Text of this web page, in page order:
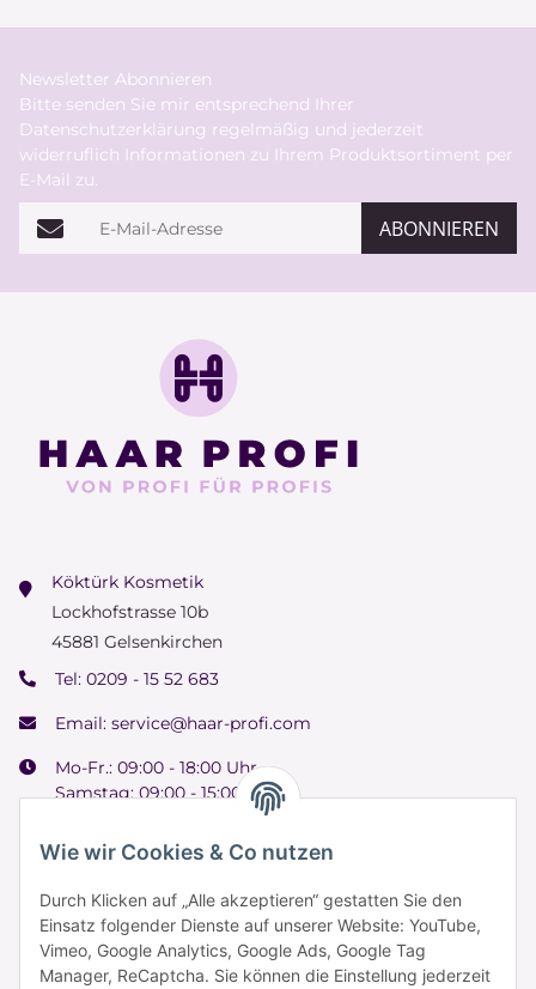
Wie wir Cookies & Co nutzen
Durch Klicken auf „Alle akzeptieren“ gestatten Sie den
Einsatz folgender Dienste auf unserer Website: YouTube,
Vimeo, Google Analytics, Google Ads, Google Tag
Manager, ReCaptcha. Sie können die Einstellung jederzeit
Newsletter Abonnieren
Bitte senden Sie mir entsprechend Ihrer
Datenschutzerklärung regelmäßig und jederzeit
widerruflich Informationen zu Ihrem Produktsortiment per
E-Mail zu.
E-Mail-Adresse ABONNIEREN
Köktürk Kosmetik
Lockhofstrasse 10b
45881 Gelsenkirchen
Tel: 0209 - 15 52 683
Email: service@haar-profi.com
Mo-Fr.: 09:00 - 18:00 Uhr
Samstag: 09:00 - 15:00 Uhr
Informationen